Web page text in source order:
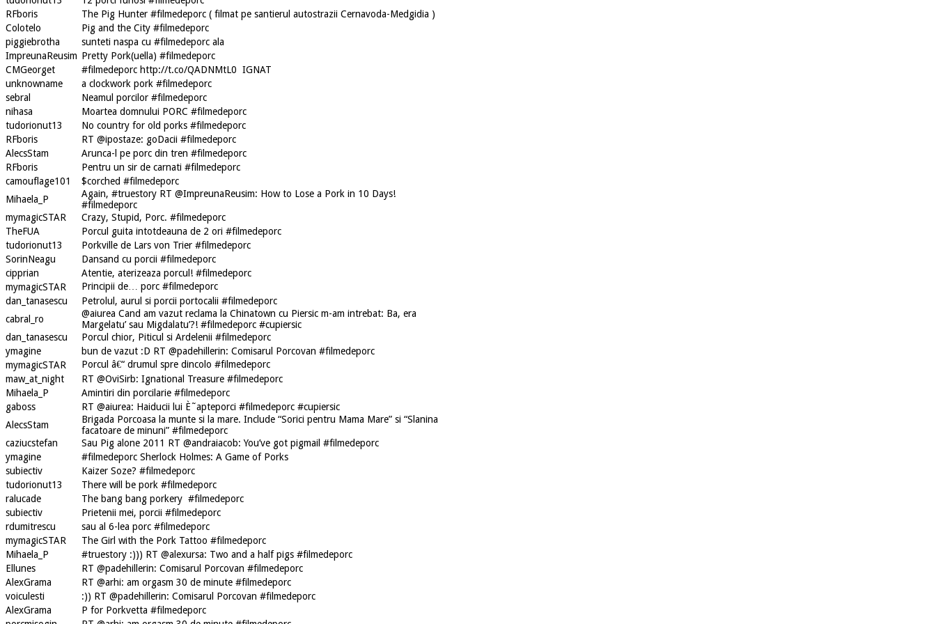
RFboris
The Pig Hunter #filmedeporc ( filmat pe santierul autostrazii Cernavoda-Medgidia )
Colotelo
Pig and the City #filmedeporc
piggiebrotha
sunteti naspa cu #filmedeporc ala
ImpreunaReusim Pretty Pork(uella) #filmedeporc
CMGeorget
#filmedeporc http://t.co/QADNMtL0 IGNAT
unknowname
a clockwork pork #filmedeporc
sebral
Neamul porcilor #filmedeporc
nihasa
Moartea domnului PORC #filmedeporc
tudorionut13
No country for old porks #filmedeporc
RFboris
RT @ipostaze: goDacii #filmedeporc
AlecsStam
Arunca-l pe porc din tren #filmedeporc
RFboris
Pentru un sir de carnati #filmedeporc
camouflage101
$corched #filmedeporc
Mihaela_P
Again, #truestory RT @ImpreunaReusim: How to Lose a Pork in 10 Days!
#filmedeporc
mymagicSTAR
Crazy, Stupid, Porc. #filmedeporc
TheFUA
Porcul guita intotdeauna de 2 ori #filmedeporc
tudorionut13
Porkville de Lars von Trier #filmedeporc
SorinNeagu
Dansand cu porcii #filmedeporc
cipprian
Atentie, aterizeaza porcul! #filmedeporc
mymagicSTAR
Principii de… porc #filmedeporc
dan_tanasescu
Petrolul, aurul si porcii portocalii #filmedeporc
cabral_ro
@aiurea Cand am vazut reclama la Chinatown cu Piersic m-am intrebat: Ba, era
Margelatu’ sau Migdalatu’?! #filmedeporc #cupiersic
dan_tanasescu
Porcul chior, Piticul si Ardelenii #filmedeporc
ymagine
bun de vazut :D RT @padehillerin: Comisarul Porcovan #filmedeporc
mymagicSTAR
Porcul â€“ drumul spre dincolo #filmedeporc
maw_at_night
RT @OviSirb: Ignational Treasure #filmedeporc
Mihaela_P
Amintiri din porcilarie #filmedeporc
gaboss
RT @aiurea: Haiducii lui È˜apteporci #filmedeporc #cupiersic
AlecsStam
Brigada Porcoasa la munte si la mare. Include “Sorici pentru Mama Mare” si “Slanina
facatoare de minuni” #filmedeporc
caziucstefan
Sau Pig alone 2011 RT @andraiacob: You’ve got pigmail #filmedeporc
ymagine
#filmedeporc Sherlock Holmes: A Game of Porks
subiectiv
Kaizer Soze? #filmedeporc
tudorionut13
There will be pork #filmedeporc
ralucade
The bang bang porkery #filmedeporc
subiectiv
Prietenii mei, porcii #filmedeporc
rdumitrescu
sau al 6-lea porc #filmedeporc
mymagicSTAR
The Girl with the Pork Tattoo #filmedeporc
Mihaela_P
#truestory :))) RT @alexursa: Two and a half pigs #filmedeporc
Ellunes
RT @padehillerin: Comisarul Porcovan #filmedeporc
AlexGrama
RT @arhi: am orgasm 30 de minute #filmedeporc
voiculesti
:)) RT @padehillerin: Comisarul Porcovan #filmedeporc
AlexGrama
P for Porkvetta #filmedeporc